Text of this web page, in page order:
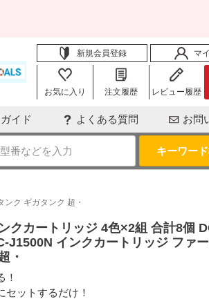
新規会員登録 マ
お気に入り 注文履歴 レビュー履歴
イド よくある質問 お問
キーワー
ク ギガタンク 超・
クカートリッジ 4色×2組 合計8個
J1500N インクカートリッジ ファ
・
！
ットするだけ！